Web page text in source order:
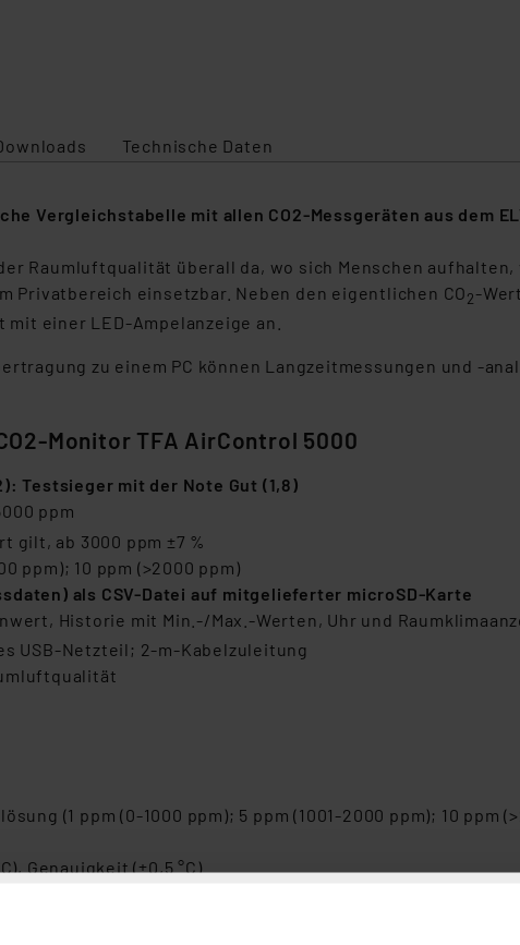
Technische Daten
Vergleichstabelle mit allen CO2-Messgeräten aus dem
Raumluftqualität überall da, wo sich Menschen
einsetzbar. Neben den eigentlichen CO2-
einer LED-Ampelanzeige an.
zu einem PC können Langzeitmessungen und -
Monitor TFA AirControl 5000
Testsieger mit der Note Gut (1,8)
ppm
gilt, ab 3000 ppm ±7 %
ppm); 10 ppm (>2000 ppm)
als CSV-Datei auf mitgelieferter microSD-Karte
Historie mit Min.-/Max.-Werten, Uhr und
USB-Netzteil; 2-m-Kabelzuleitung
(1 ppm (0-1000 ppm); 5 ppm (1001-2000 ppm); 10 ppm
Genauigkeit (±0,5 °C)
(1 %), Genauigkeit (±5 %)